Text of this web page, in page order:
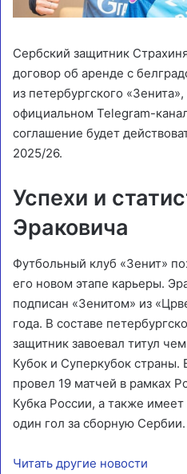
Сербский защитник
договор об аренде с
из петербургского
официальном Telegram-
соглашение будет
2025/26.
Успехи и
Эраковича
Футбольный клуб «Зенит»
его новом этапе карьеры.
подписан «Зенитом» из
года. В составе
защитник завоевал титул
Кубок и Суперкубок
провел 19 матчей в рамках
Кубка России, а также
один гол за сборную Сербии.
Читать другие новости